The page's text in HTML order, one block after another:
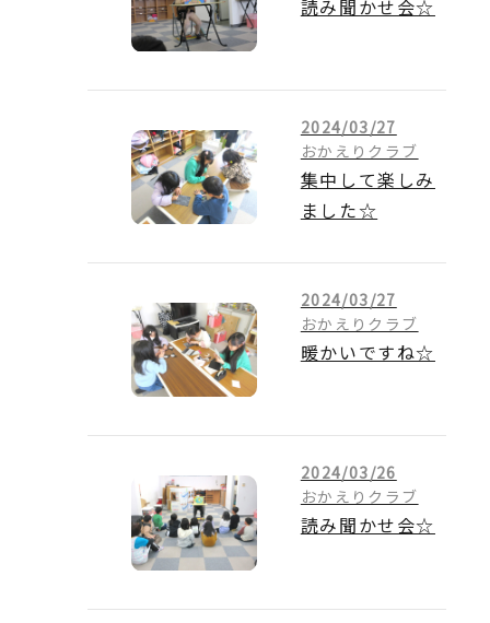
読み聞かせ会☆
2024/03/27
おかえりクラブ
集中して楽しみ
ました☆
2024/03/27
おかえりクラブ
暖かいですね☆
2024/03/26
おかえりクラブ
読み聞かせ会☆